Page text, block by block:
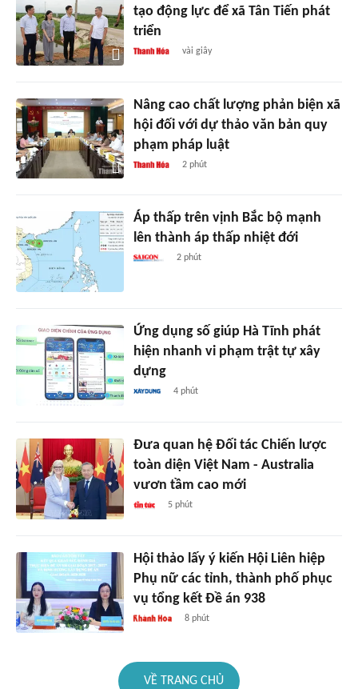
tạo động lực để xã Tân Tiến phát
triển
vài giây
Nâng cao chất lượng phản biện xã
hội đối với dự thảo văn bản quy
phạm pháp luật
2 phút
Áp thấp trên vịnh Bắc bộ mạnh
lên thành áp thấp nhiệt đới
2 phút
Ứng dụng số giúp Hà Tĩnh phát
hiện nhanh vi phạm trật tự xây
dựng
4 phút
Đưa quan hệ Đối tác Chiến lược
toàn diện Việt Nam - Australia
vươn tầm cao mới
5 phút
Hội thảo lấy ý kiến Hội Liên hiệp
Phụ nữ các tỉnh, thành phố phục
vụ tổng kết Đề án 938
8 phút
VỀ TRANG CHỦ